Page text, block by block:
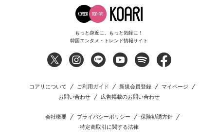
もっと身近に、もっと気軽に！
韓国エンタメ・トレンド情報サイト
コアリについて ご利用ガイド 新規会員登録
マイページ
お問い合わせ
広告掲載のお問い合わせ
会社概要 プライバシーポリシー
保険勧誘方針
特定商取引に関する法律